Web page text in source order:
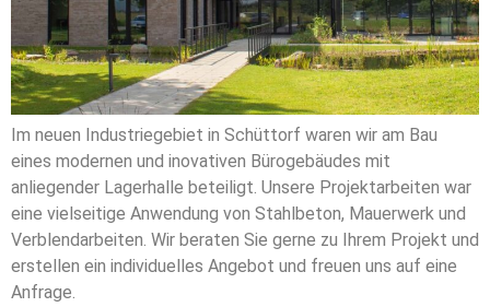
Im neuen Industriegebiet in Schüttorf waren wir am Bau
eines modernen und inovativen Bürogebäudes mit
anliegender Lagerhalle beteiligt. Unsere Projektarbeiten war
eine vielseitige Anwendung von Stahlbeton, Mauerwerk und
Verblendarbeiten. Wir beraten Sie gerne zu Ihrem Projekt und
erstellen ein individuelles Angebot und freuen uns auf eine
Anfrage.